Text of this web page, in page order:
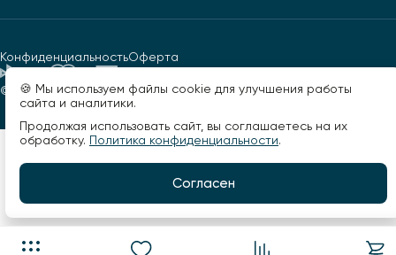
© 2026, Фактор света. Все права защищены.
КонфиденциальностьОферта
Разработано -
🍪 Мы используем файлы cookie для улучшения работы
сайта и аналитики.
Продолжая использовать сайт, вы соглашаетесь на их
обработку. Политика конфиденциальности.
Согласен